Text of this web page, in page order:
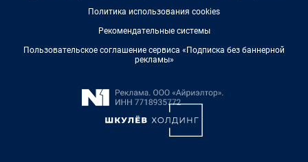
Политика использования cookies
Рекомендательные системы
Пользовательское соглашение сервиса «Подписка без баннерной
рекламы»